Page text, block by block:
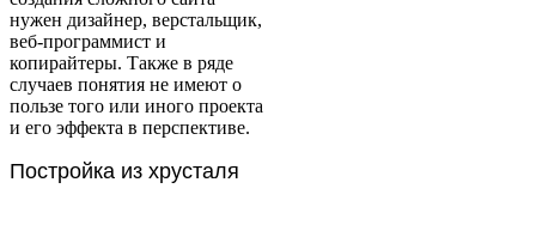
нужен дизайнер, верстальщик,
веб-программист и
копирайтеры. Также в ряде
случаев понятия не имеют о
пользе того или иного проекта
и его эффекта в перспективе.
Постройка из хрусталя